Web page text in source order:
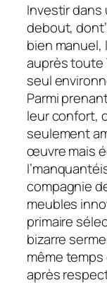
Investir dans
debout,
bien
auprès toute
seul
Parmi
leur confort,
seulement
œuvre mais
compagnie
meubles
primaire
bizarre
même
après